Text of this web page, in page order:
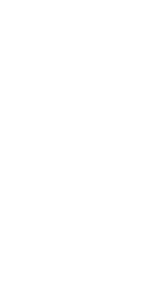
einer
Klasse DE
CE, so
um
bei
die Erteilung
CE).
in
anerkannten
ist
Ausnahme